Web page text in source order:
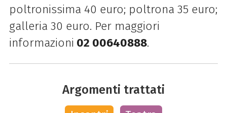
poltronissima 40 euro; poltrona 35 euro;
galleria 30 euro. Per maggiori
informazioni 02 00640888.
Argomenti trattati